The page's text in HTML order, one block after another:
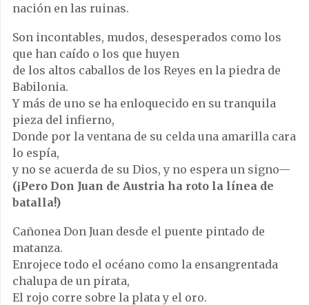
nación en las ruinas.
Son incontables, mudos, desesperados como los
que han caído o los que huyen
de los altos caballos de los Reyes en la piedra de
Babilonia.
Y más de uno se ha enloquecido en su tranquila
pieza del infierno,
Donde por la ventana de su celda una amarilla cara
lo espía,
y no se acuerda de su Dios, y no espera un signo—
(¡Pero Don Juan de Austria ha roto la línea de
batalla!)
Cañonea Don Juan desde el puente pintado de
matanza.
Enrojece todo el océano como la ensangrentada
chalupa de un pirata,
El rojo corre sobre la plata y el oro.